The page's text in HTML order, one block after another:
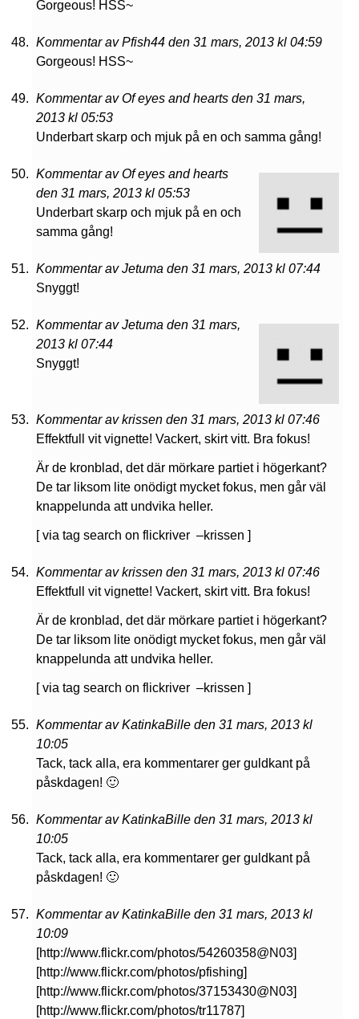
Gorgeous! HSS~
Kommentar av Pfish44 den 31 mars, 2013 kl 04:59
Gorgeous! HSS~
Kommentar av Of eyes and hearts den 31 mars,
2013 kl 05:53
Underbart skarp och mjuk på en och samma gång!
Kommentar av Of eyes and hearts
den 31 mars, 2013 kl 05:53
Underbart skarp och mjuk på en och
samma gång!
Kommentar av Jetuma den 31 mars, 2013 kl 07:44
Snyggt!
Kommentar av Jetuma den 31 mars,
2013 kl 07:44
Snyggt!
Kommentar av krissen den 31 mars, 2013 kl 07:46
Effektfull vit vignette! Vackert, skirt vitt. Bra fokus!
Är de kronblad, det där mörkare partiet i högerkant?
De tar liksom lite onödigt mycket fokus, men går väl
knappelunda att undvika heller.
[ via tag search on flickriver –krissen ]
Kommentar av krissen den 31 mars, 2013 kl 07:46
Effektfull vit vignette! Vackert, skirt vitt. Bra fokus!
Är de kronblad, det där mörkare partiet i högerkant?
De tar liksom lite onödigt mycket fokus, men går väl
knappelunda att undvika heller.
[ via tag search on flickriver –krissen ]
Kommentar av KatinkaBille den 31 mars, 2013 kl
10:05
Tack, tack alla, era kommentarer ger guldkant på
påskdagen! 🙂
Kommentar av KatinkaBille den 31 mars, 2013 kl
10:05
Tack, tack alla, era kommentarer ger guldkant på
påskdagen! 🙂
Kommentar av KatinkaBille den 31 mars, 2013 kl
10:09
[http://www.flickr.com/photos/54260358@N03]
[http://www.flickr.com/photos/pfishing]
[http://www.flickr.com/photos/37153430@N03]
[http://www.flickr.com/photos/tr11787]